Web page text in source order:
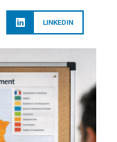
LINKEDIN